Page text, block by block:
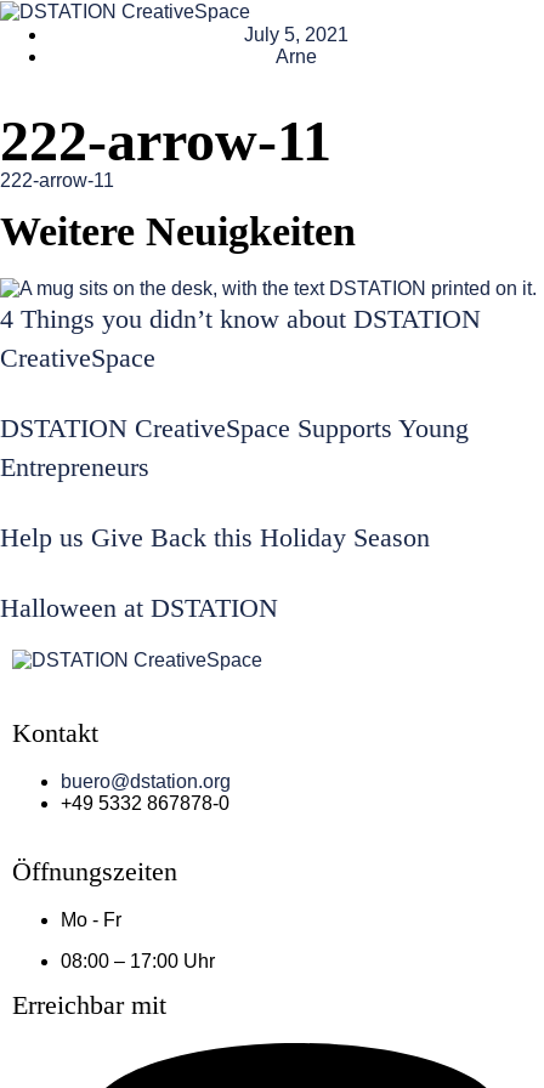
July 5, 2021
Arne
222-arrow-11
222-arrow-11
Weitere Neuigkeiten
4 Things you didn’t know about DSTATION
CreativeSpace
DSTATION CreativeSpace Supports Young
Entrepreneurs
Help us Give Back this Holiday Season
Halloween at DSTATION
Kontakt
buero@dstation.org
+49 5332 867878-0
Öffnungszeiten
Mo - Fr
08:00 – 17:00 Uhr
Erreichbar mit